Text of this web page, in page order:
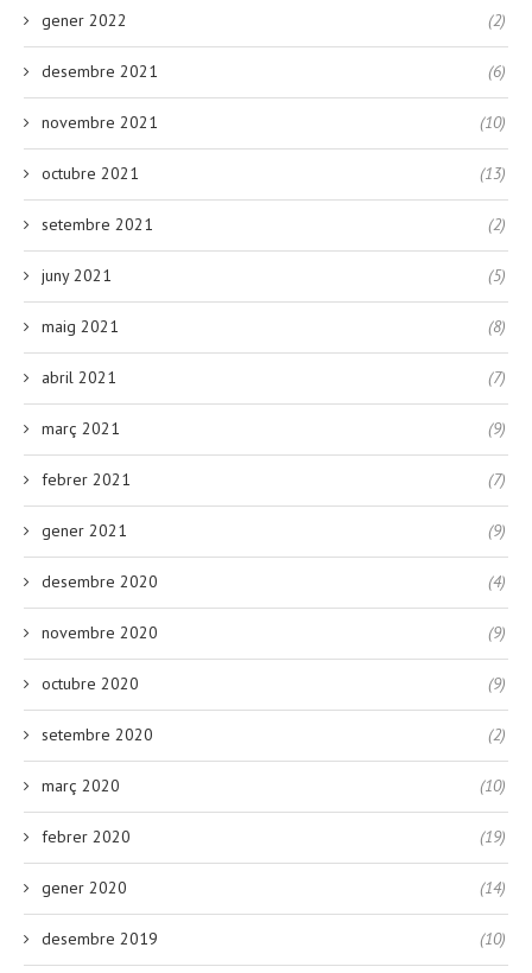
gener 2022 (2)
desembre 2021 (6)
novembre 2021 (10)
octubre 2021 (13)
setembre 2021 (2)
juny 2021 (5)
maig 2021 (8)
abril 2021 (7)
març 2021 (9)
febrer 2021 (7)
gener 2021 (9)
desembre 2020 (4)
novembre 2020 (9)
octubre 2020 (9)
setembre 2020 (2)
març 2020 (10)
febrer 2020 (19)
gener 2020 (14)
desembre 2019 (10)